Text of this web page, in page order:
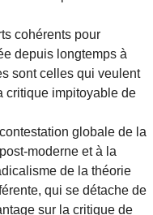
cohérents pour
depuis longtemps à
sont celles qui veulent
critique impitoyable de
globale de la
moderne et à la
de la théorie
qui se détache de
sur la critique de